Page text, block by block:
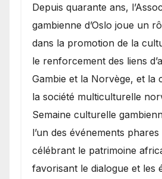
​Depuis quarante ans,
gambienne d’Oslo joue un
dans la promotion de la
le renforcement des liens
Gambie et la Norvège, et la
la société multiculturelle
Semaine culturelle
l’un des événements phares
célébrant le patrimoine
favorisant le dialogue et les